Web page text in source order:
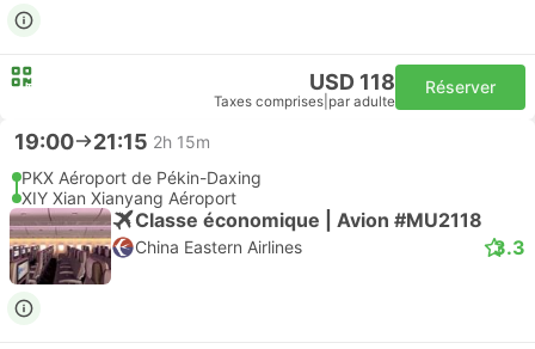
USD 118
Taxes comprises par adulte
Réserver
19:00 21:15 2h 15m
PKX Aéroport de Pékin-Daxing
XIY Xian Xianyang Aéroport
Classe économique | Avion #MU2118
China Eastern Airlines 3.3